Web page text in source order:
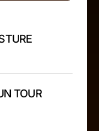
TOUR